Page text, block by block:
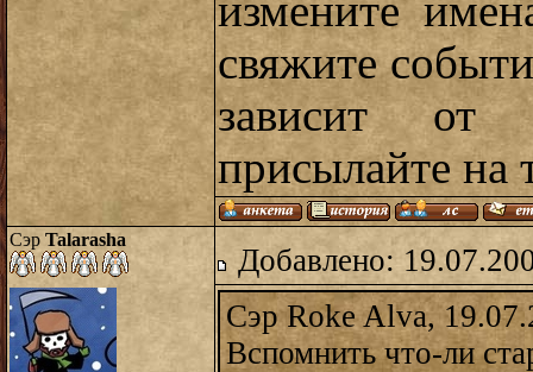
измените
свяжите
зависит от
присылайте на
Сэр Talarasha
Добавлено:
Сэр Roke Alva,
Вспомнить что-ли